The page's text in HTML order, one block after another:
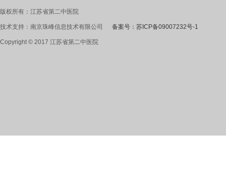
版权所有：江苏省第二中医院
技术支持：南京珠峰信息技术有限公司 备案号：苏ICP备09007232号-1
Copyright © 2017 江苏省第二中医院